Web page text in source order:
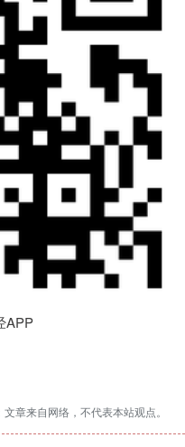
APP
章来自网络，不代表本站观点。